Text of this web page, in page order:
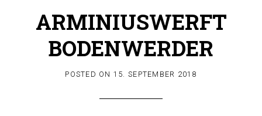
ARMINIUSWERFT
BODENWERDER
POSTED ON 15. SEPTEMBER 2018